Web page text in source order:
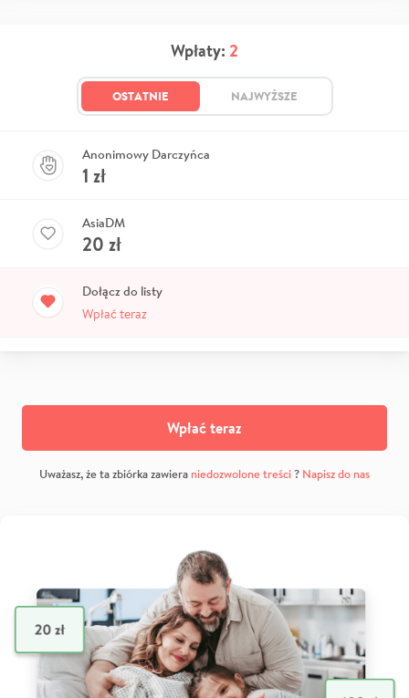
Wpłaty: 2
OSTATNIE NAJWYŻSZE
Anonimowy Darczyńca
1 zł
AsiaDM
20 zł
Dołącz do listy
Wpłać teraz
Wpłać teraz
Uważasz, że ta zbiórka zawiera niedozwolone treści? Napisz do nas